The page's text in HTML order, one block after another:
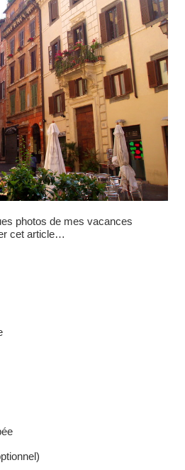
photos de mes vacances
cet article…